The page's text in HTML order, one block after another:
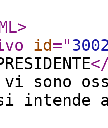
>
id="
vi sono
intende